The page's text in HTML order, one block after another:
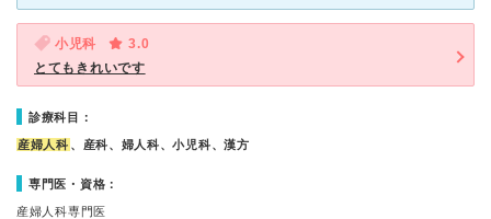
小児科
3.0
とてもきれいです
診療科目：
産婦人科 、産科、婦人科、小児科、漢方
専門医・資格：
産婦人科専門医